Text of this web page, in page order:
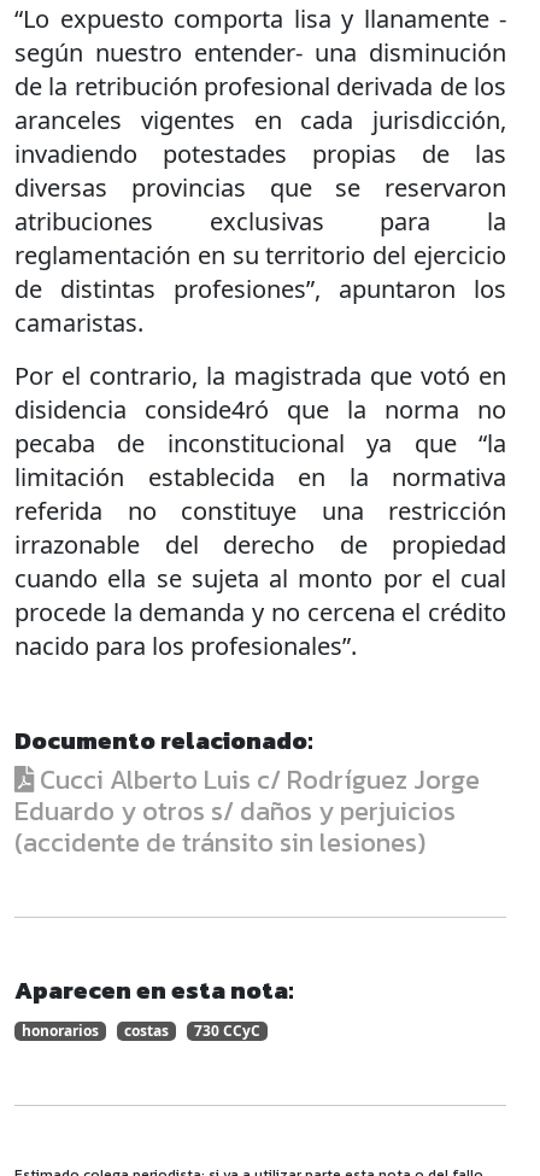
“Lo expuesto comporta lisa y llanamente -
según nuestro entender- una disminución
de la retribución profesional derivada de los
aranceles vigentes en cada jurisdicción,
invadiendo potestades propias de las
diversas provincias que se reservaron
atribuciones exclusivas para la
reglamentación en su territorio del ejercicio
de distintas profesiones”, apuntaron los
camaristas.
Por el contrario, la magistrada que votó en
disidencia conside4ró que la norma no
pecaba de inconstitucional ya que “la
limitación establecida en la normativa
referida no constituye una restricción
irrazonable del derecho de propiedad
cuando ella se sujeta al monto por el cual
procede la demanda y no cercena el crédito
nacido para los profesionales”.
Documento relacionado:
Cucci Alberto Luis c/ Rodríguez Jorge
Eduardo y otros s/ daños y perjuicios
(accidente de tránsito sin lesiones)
Aparecen en esta nota:
honorarios costas 730 CCyC